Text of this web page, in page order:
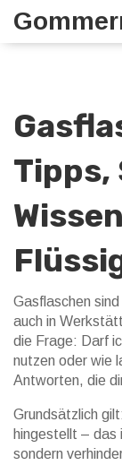
Tipps,
Gasflaschen
auch in
die Frage: Darf
nutzen oder wie
Antworten, die
Grundsätzlich
hingestellt – das
sondern